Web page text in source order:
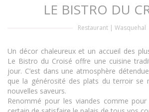
LE BISTRO DU
Restaurant | Wasquehal
Un décor chaleureux et un accueil des
Le Bistro du Croisé offre une cuisine
jour. C’est dans une atmosphère
que la générosité des plats du terroir se
nouvelles saveurs.
Renommé pour les viandes comme